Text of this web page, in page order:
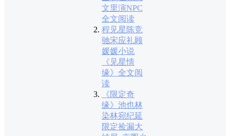
文里演NPC
全文阅读
程见星陈竞
驰宋应礼顾
媛媛小说
《见星情
缘》全文阅
读
《限定奇
缘》池也林
染林宛纪延
限定捡漏大